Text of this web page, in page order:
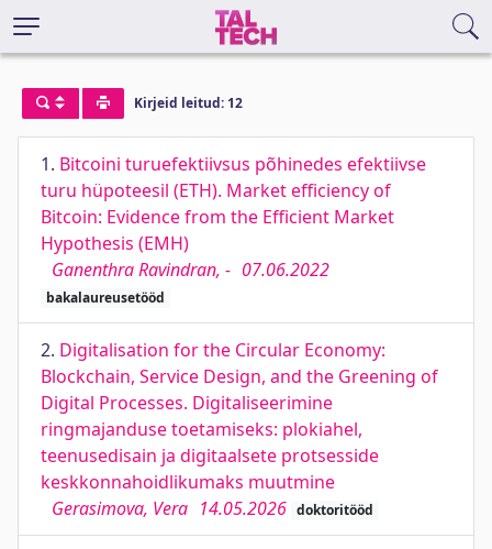
Kirjeid leitud: 12
1. Bitcoini turuefektiivsus põhinedes efektiivse
turu hüpoteesil (ETH). Market efficiency of
Bitcoin: Evidence from the Efficient Market
Hypothesis (EMH)
Ganenthra Ravindran, - 07.06.2022
bakalaureusetööd
2. Digitalisation for the Circular Economy:
Blockchain, Service Design, and the Greening of
Digital Processes. Digitaliseerimine
ringmajanduse toetamiseks: plokiahel,
teenusedisain ja digitaalsete protsesside
keskkonnahoidlikumaks muutmine
Gerasimova, Vera 14.05.2026 doktoritööd